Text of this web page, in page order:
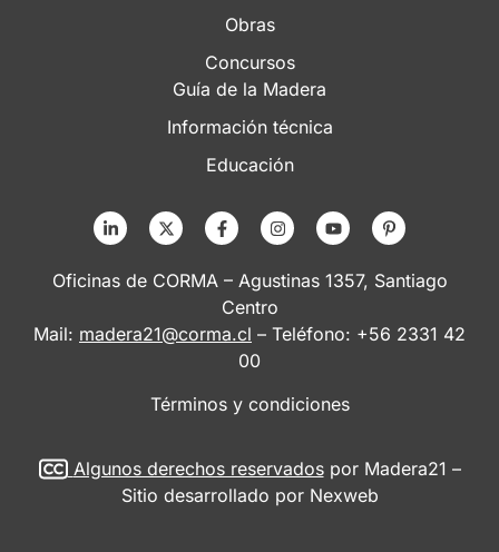
Obras
Concursos
Guía de la Madera
Información técnica
Educación
Oficinas de CORMA – Agustinas 1357, Santiago
Centro
Mail: madera21@corma.cl – Teléfono: +56 2331 42
00
Términos y condiciones
Algunos derechos reservadospor Madera21 –
Sitio desarrollado por Nexweb